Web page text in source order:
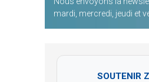
mardi, mercredi, jeudi et
SOUTENIR